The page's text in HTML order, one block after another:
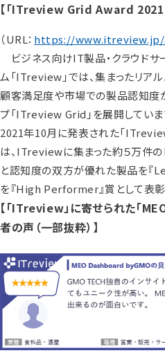
【「ITreview Grid Award 2021
（URL： https://
ビジネス向けIT製品・クラウドサ
ム「ITreview」では、集まったリア
顧客満足度や市場での製品認知度
プ「ITreview Grid」を展開していま
2021年10月に発表された「
は、ITreviewに集まった約５万件
と認知度の双方が優れた製品を『
を『High Performer』賞として表彰
【「ITreview」に寄せられた「
者の声（一部抜粋）】